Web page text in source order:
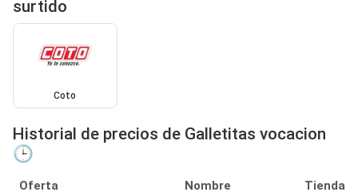
surtido
Coto
Historial de precios de Galletitas vocacion
🕒
Oferta Nombre Tienda